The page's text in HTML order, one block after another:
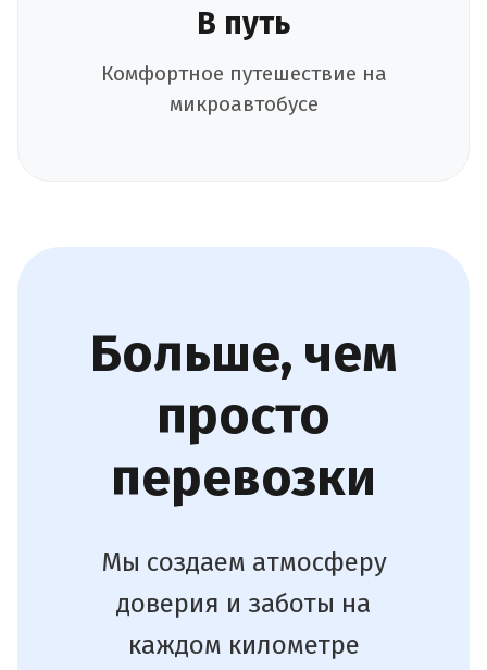
В путь
Комфортное путешествие на
микроавтобусе
Больше, чем
просто
перевозки
Мы создаем атмосферу
доверия и заботы на
каждом километре